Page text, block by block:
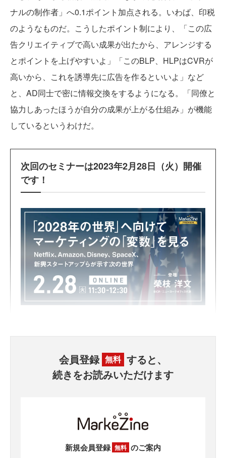
ナルの制作者」へ0.1ポイント加点される。いわば、印税
のようなものだ。こうしたポイント制により、「この広
告クリエイティブで高い成果が出たから、アレンジする
とポイントを上げやすいよ」「このBLP、HLPはCVRが
高いから、これを誘導先に広告を作るといいよ」など
と、AD同士で密に情報交換をするようになる。「同僚と
協力しあったほうが自分の成果が上がる仕組み」が機能
しているというわけだ。
次回のセミナーは2023年2月28日（火）開催
です！
会員登録 無料 すると、
続きをお読みいただけます
新規会員登録 無料 のご案内